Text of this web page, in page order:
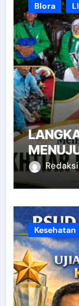
Blora
Kesehatan